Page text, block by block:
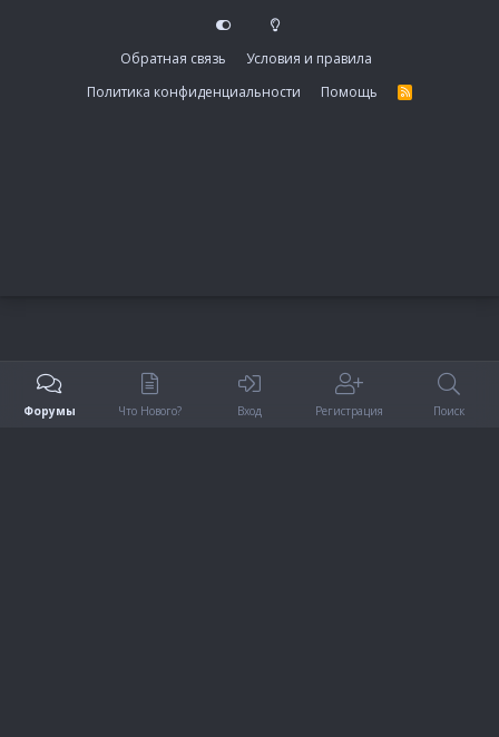
Обратная связь
Условия и правила
Политика конфиденциальности
Помощь
R
Форумы Что Нового? Вход Регистрация Поиск